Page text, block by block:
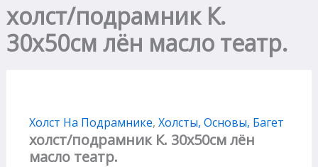
холст/подрамник К.
30х50см лён масло театр.
Холст На Подрамнике, Холсты, Основы, Багет
холст/подрамник К. 30х50см лён
масло театр.